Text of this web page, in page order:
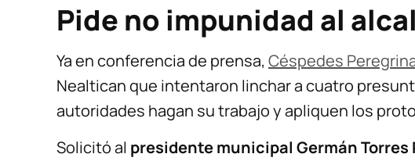
Pide no impunidad al
Ya en conferencia de prensa, Céspedes
Nealtican que intentaron linchar a cuatro
autoridades hagan su trabajo y apliquen los
Solicitó al presidente municipal Germán Torres